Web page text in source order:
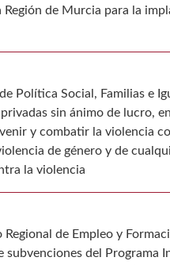
de Murcia para la
Política Social, Familias e
sin ánimo de lucro,
y combatir la violencia
de género y de
la violencia
de Empleo y
del Programa